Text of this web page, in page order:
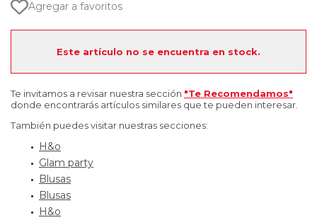
Agregar a favoritos
Este artículo no se encuentra en stock.
Te invitamos a revisar nuestra sección "Te Recomendamos"
donde encontrarás artículos similares que te pueden interesar.
También puedes visitar nuestras secciones:
H&o
Glam party
Blusas
Blusas
H&o